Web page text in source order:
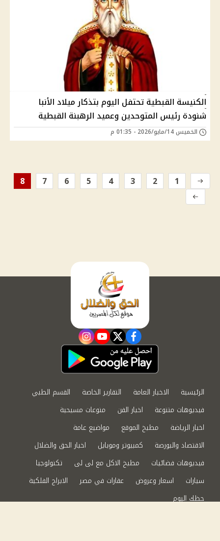
الكنيسة القبطية تحتفل اليوم بتذكار ميلاد الأنبا
شنودة رئيس المتوحدين وعميد الرهبنة القبطية
الخميس 14/مايو/2026 - 01:35 م
1
2
3
4
5
6
7
8
facebook
twitter
youtube
instagram
الرئيسية الاخبار العامة التقارير الخاصة
القسم الطبي
فيديوهات متنوعة
اخبار الفن
منوعات مسيحية
اخبار الرياضة
مطبخ الموقع
مواضيع عامة
الاقتصاد والبورصة
كمبيوتر وموبايل
اخبار الحق والضلال
فيديوهات فضائيات
مطبخ الاكل مع لى لى
تكنولوجيا
سيارات
اسعار وعروض عقارات في مصر
الابراج الفلكية
حظك اليوم